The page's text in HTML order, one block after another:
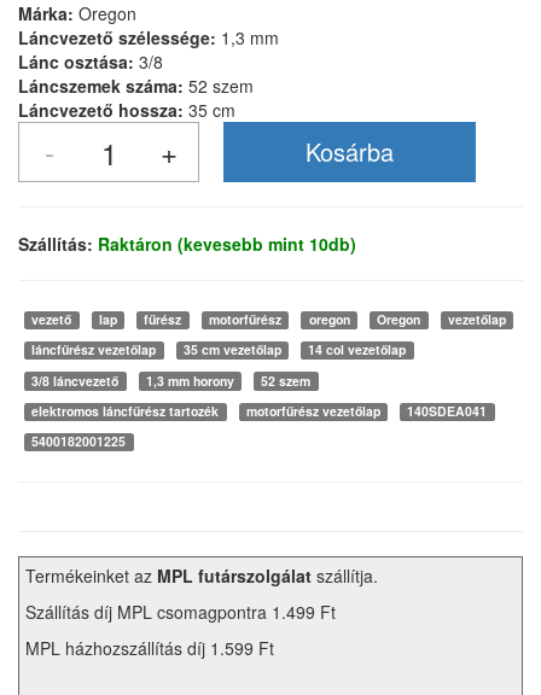
Márka: Oregon
Láncvezető szélessége: 1,3 mm
Lánc osztása: 3/8
Láncszemek száma: 52 szem
Láncvezető hossza: 35 cm
Szállítás: Raktáron (kevesebb mint 10db)
vezető lap fűrész motorfűrész oregon Oregon
vezetőlap
láncfűrész vezetőlap
35 cm vezetőlap
14 col vezetőlap
3/8 láncvezető
1,3 mm horony
52 szem
elektromos láncfűrész tartozék
motorfűrész vezetőlap
140SDEA041
5400182001225
Termékeinket az MPL futárszolgálat szállítja.
Szállítás díj MPL csomagpontra 1.499 Ft
MPL házhozszállítás díj 1.599 Ft